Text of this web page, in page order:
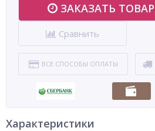
ЗАКАЗАТЬ ТОВАР
Сравнить
ВСЕ СПОСОБЫ ОПЛАТЫ
Характеристики